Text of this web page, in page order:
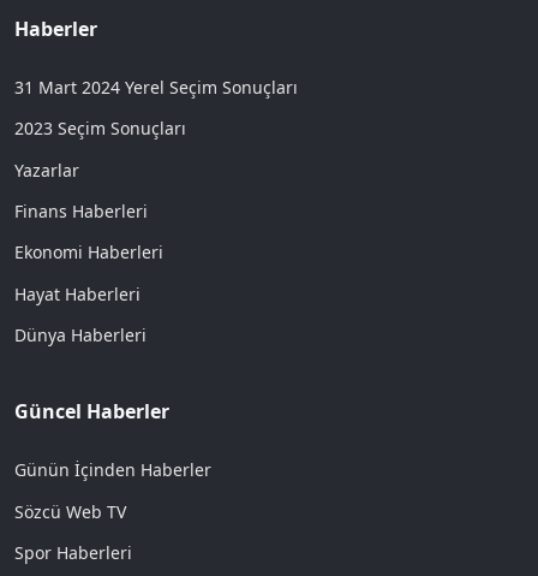
Haberler
31 Mart 2024 Yerel Seçim Sonuçları
2023 Seçim Sonuçları
Yazarlar
Finans Haberleri
Ekonomi Haberleri
Hayat Haberleri
Dünya Haberleri
Güncel Haberler
Günün İçinden Haberler
Sözcü Web TV
Spor Haberleri